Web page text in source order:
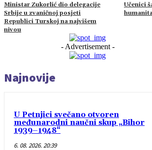
Ministar Zukorlić dio delegacije
Srbije u zvaničnoj posjeti
Republici Turskoj na najvišem
nivou
Učenici
- Advertisement -
Najnovije
U Petnjici svečano otvoren
međunarodni naučni skup „Bihor
1939–1948“
6. 08. 2026. 20:39